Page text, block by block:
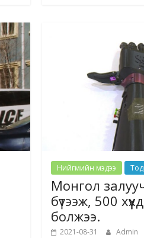
Нийгмийн мэдээ
Монгол
бүтээж, 500
болжээ.
2021-08-31 Admin